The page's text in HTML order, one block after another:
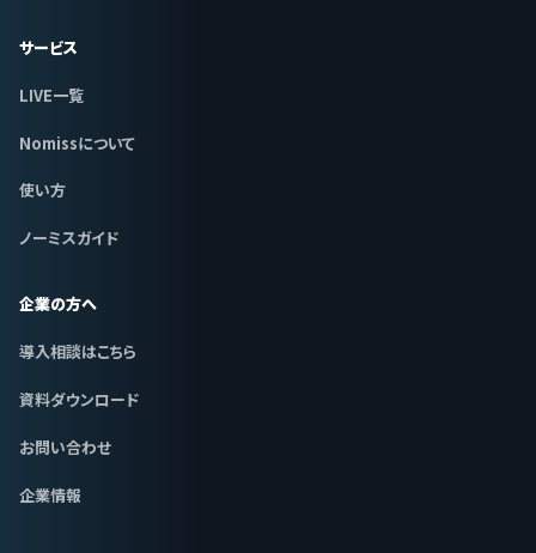
サービス
LIVE一覧
Nomissについて
使い方
ノーミスガイド
企業の方へ
導入相談はこちら
資料ダウンロード
お問い合わせ
企業情報